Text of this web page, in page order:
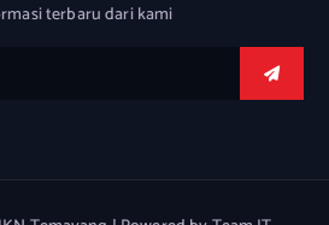
terbaru dari kami